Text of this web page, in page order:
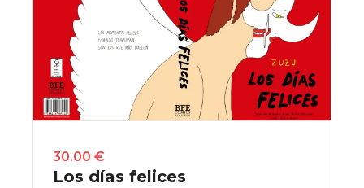
30.00 €
Los días felices